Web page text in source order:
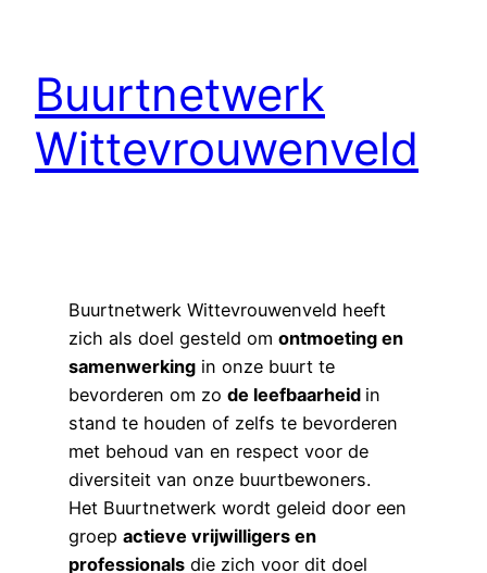
Buurtnetwerk
Wittevrouwenveld
Buurtnetwerk Wittevrouwenveld heeft
zich als doel gesteld om ontmoeting en
samenwerkingin onze buurt te
bevorderen om zo de leefbaarheid in
stand te houden of zelfs te bevorderen
met behoud van en respect voor de
diversiteit van onze buurtbewoners.
Het Buurtnetwerk wordt geleid door een
groep actieve vrijwilligers en
professionalsdie zich voor dit doel